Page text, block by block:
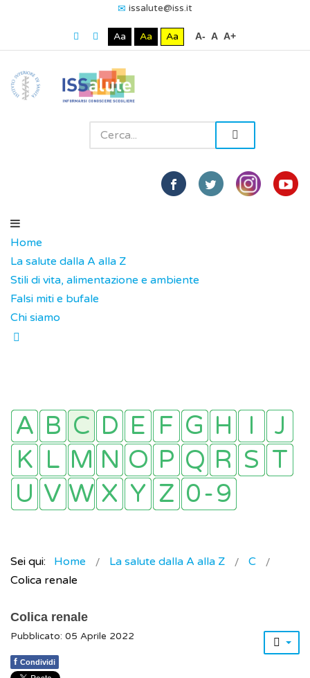
issalute@iss.it
Aa Aa Aa A- A A+
Home
La salute dalla A alla Z
Stili di vita, alimentazione e ambiente
Falsi miti e bufale
Chi siamo
Sei qui: Home La salute dalla A alla Z
C
Colica renale
Colica renale
Pubblicato: 05 Aprile 2022
f Condividi